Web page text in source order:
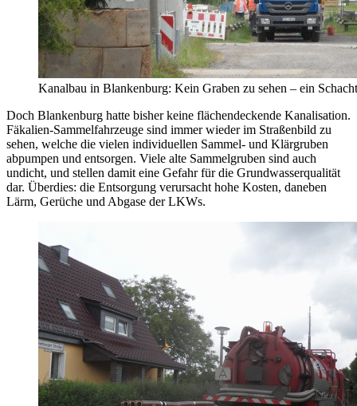
Kanalbau in Blankenburg: Kein Graben zu sehen – ein
Doch Blankenburg hatte bisher keine flächendeckende Kanalisation.
Fäkalien-Sammelfahrzeuge sind immer wieder im Straßenbild zu
sehen, welche die vielen individuellen Sammel- und Klärgruben
abpumpen und entsorgen. Viele alte Sammelgruben sind auch
undicht, und stellen damit eine Gefahr für die Grundwasserqualität
dar. Überdies: die Entsorgung verursacht hohe Kosten, daneben
Lärm, Gerüche und Abgase der LKWs.